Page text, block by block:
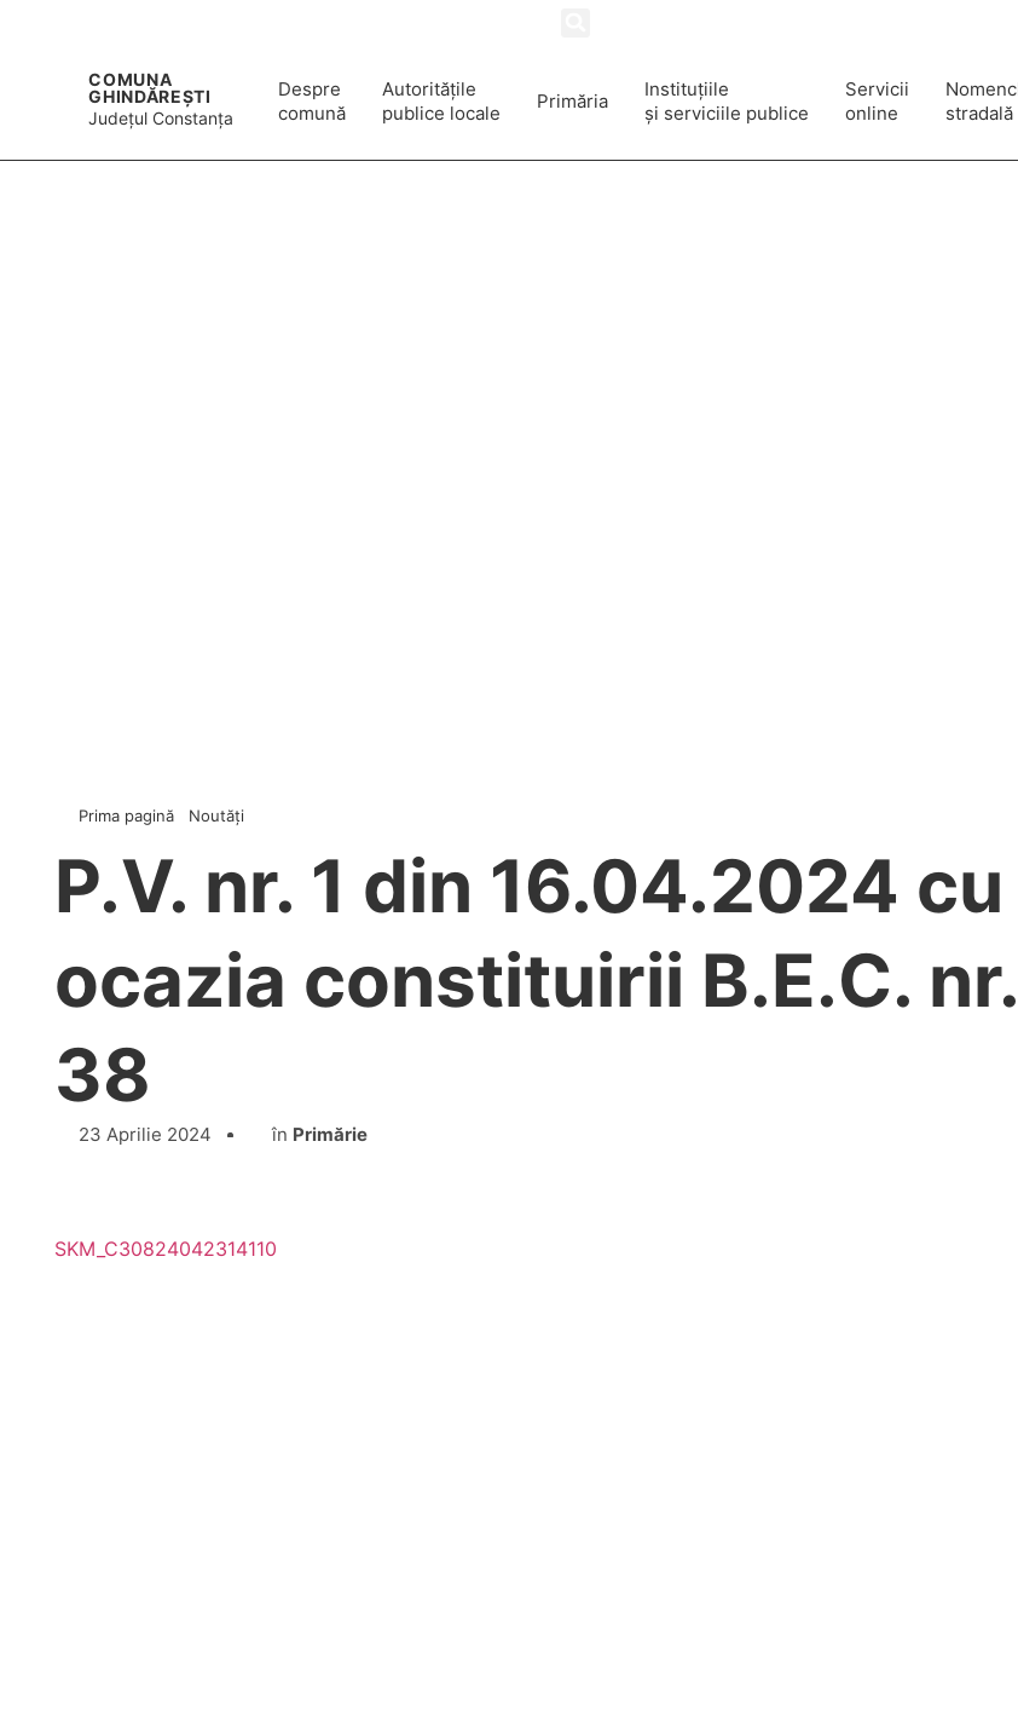
COMUNA
GHINDĂREȘTI
Județul Constanța
Despre
comună
Autoritățile
publice locale
Primăria
Instituțiile
și serviciile publice
Servicii
online
stradală
Prima pagină Noutăți
P.V. nr. 1 din 16.04.2024 cu
ocazia constituirii B.E.C. nr.
38
23 Aprilie 2024 în Primărie
SKM_C30824042314110